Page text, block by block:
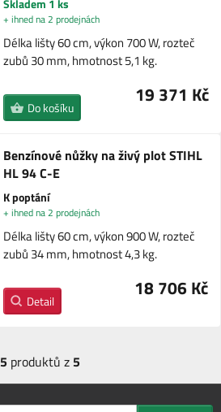
Skladem 1 ks
+ ihned na 2 prodejnách
Délka lišty 60 cm, výkon 700 W, rozteč
zubů 30 mm, hmotnost 5,1 kg.
19 371 Kč
Do košíku
Benzínové nůžky na živý plot STIHL
HL 94 C-E
K poptání
+ ihned na 2 prodejnách
Délka lišty 60 cm, výkon 900 W, rozteč
zubů 34 mm, hmotnost 4,3 kg.
18 706 Kč
Detail
5produktů z 5